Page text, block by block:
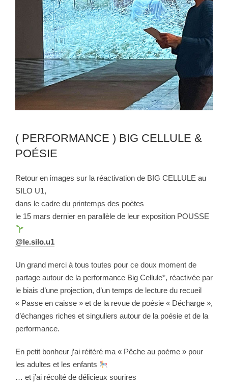
( PERFORMANCE ) BIG CELLULE &
POÉSIE
Retour en images sur la réactivation de BIG CELLULE au
SILO U1,
dans le cadre du printemps des poètes
le 15 mars dernier en parallèle de leur exposition POUSSE
@le.silo.u1
Un grand merci à tous toutes pour ce doux moment de
partage autour de la performance Big Cellule*, réactivée par
le biais d’une projection, d’un temps de lecture du recueil
« Passe en caisse » et de la revue de poésie « Décharge »,
d’échanges riches et singuliers autour de la poésie et de la
performance.
En petit bonheur j’ai réitéré ma « Pêche au poème » pour
les adultes et les enfants
… et j’ai récolté de délicieux sourires